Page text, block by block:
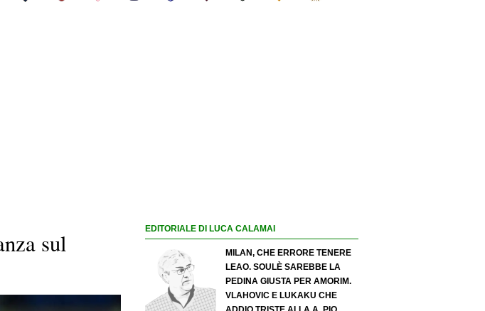
sul
EDITORIALE DI LUCA CALAMAI
MILAN, CHE ERRORE TENERE
LEAO. SOULÈ SAREBBE LA
PEDINA GIUSTA PER AMORIM.
VLAHOVIC E LUKAKU CHE